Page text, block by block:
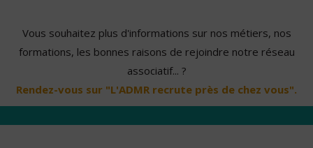
Vous souhaitez plus d'informations sur nos métiers, nos
formations, les bonnes raisons de rejoindre notre réseau
associatif... ?
Rendez-vous sur "L'ADMR recrute près de chez vous".